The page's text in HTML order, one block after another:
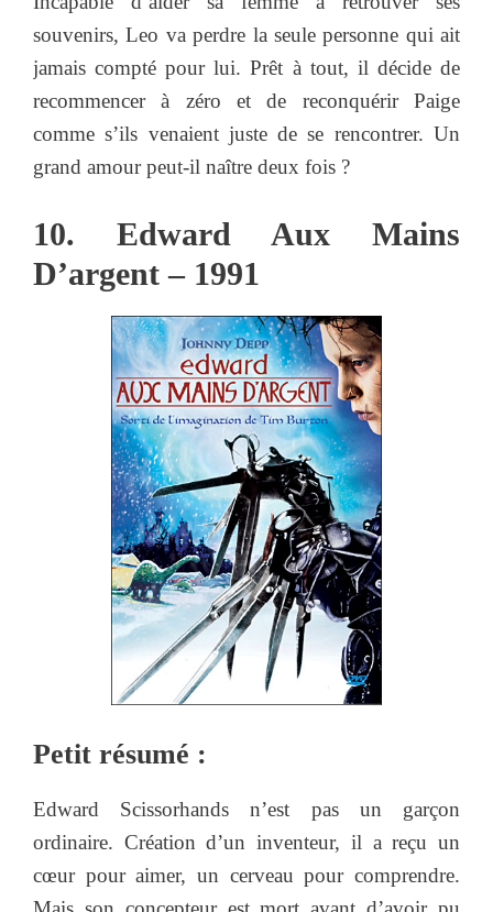
souvenirs, Leo va perdre la seule personne qui ait
jamais compté pour lui. Prêt à tout, il décide de
recommencer à zéro et de reconquérir Paige
comme s’ils venaient juste de se rencontrer. Un
grand amour peut-il naître deux fois ?
10. Edward Aux Mains
D’argent – 1991
Petit résumé :
Edward Scissorhands n’est pas un garçon
ordinaire. Création d’un inventeur, il a reçu un
cœur pour aimer, un cerveau pour comprendre.